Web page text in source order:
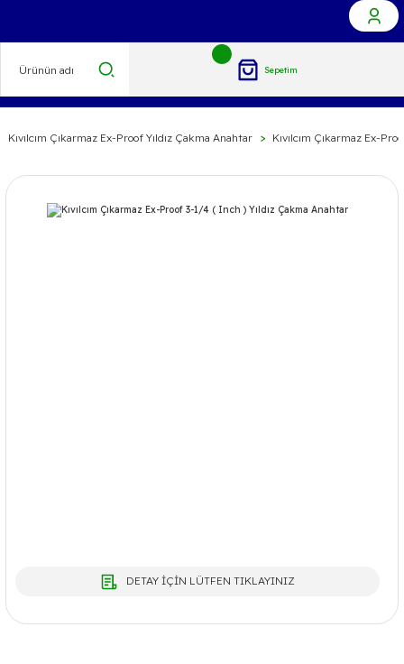
Sepetim
Kıvılcım Çıkarmaz Ex-Proof Yıldız Çakma Anahtar Kıvılcım Çıkarmaz Ex-
DETAY İÇİN LÜTFEN TIKLAYINIZ